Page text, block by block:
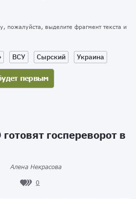
пожалуйста, выделите фрагмент текста и
ВСУ Сырский Украина
госпереворот в
Алена Некрасова
0